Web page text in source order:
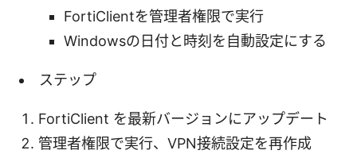
FortiClientを管理者権限で実行
Windowsの日付と時刻を自動設定にする
ステップ
FortiClient を最新バージョンにアップデート
管理者権限で実行、VPN接続設定を再作成